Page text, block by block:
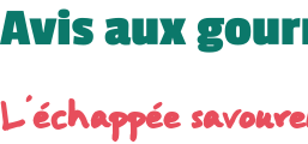
Avis aux
L’échappée